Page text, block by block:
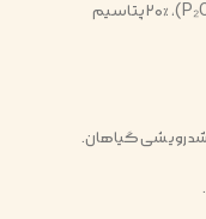
ترکیب عناصر: ۲۰٪ نیتروژن (N)، ۲۰٪ فسفر (P₂O₅)، ۲۰٪ پتاسیم
رویشی گیاهان.